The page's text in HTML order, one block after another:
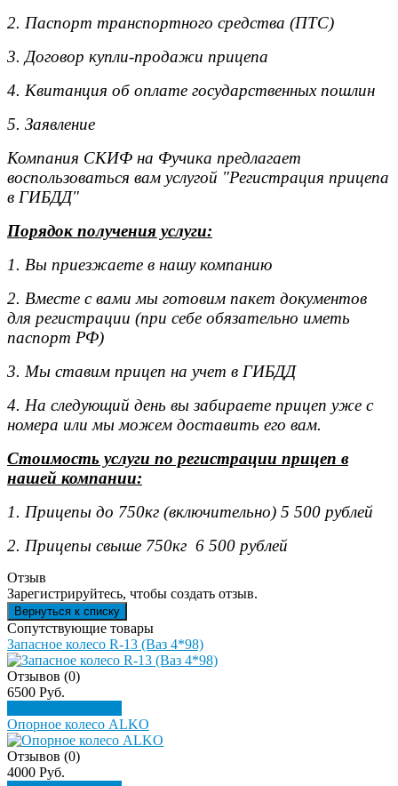
2. Паспорт транспортного средства (ПТС)
3. Договор купли-продажи прицепа
4. Квитанция об оплате государственных пошлин
5. Заявление
Компания СКИФ на Фучика предлагает
воспользоваться вам услугой "Регистрация прицепа
в ГИБДД"
Порядок получения услуги:
1. Вы приезжаете в нашу компанию
2. Вместе с вами мы готовим пакет документов
для регистрации (при себе обязательно иметь
паспорт РФ)
3. Мы ставим прицеп на учет в ГИБДД
4. На следующий день вы забираете прицеп уже с
номера или мы можем доставить его вам.
Стоимость услуги по регистрации прицеп в
нашей компании:
1. Прицепы до 750кг (включительно) 5 500 рублей
2. Прицепы свыше 750кг 6 500 рублей
Отзыв
Зарегистрируйтесь, чтобы создать отзыв.
Сопутствующие товары
Запасное колесо R-13 (Ваз 4*98)
Отзывов (0)
6500 Руб.
Опорное колесо ALKO
Отзывов (0)
4000 Руб.